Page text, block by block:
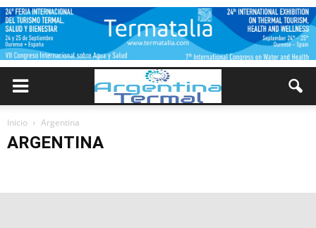
Inicio Argentina
ARGENTINA